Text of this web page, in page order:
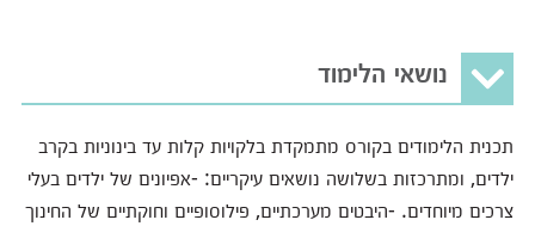
נושאי הלימוד
תכנית הלימודים בקורס מתמקדת בלקויות קלות עד בינוניות בקרב
ילדים, ומתרכזות בשלושה נושאים עיקריים: -אפיונים של ילדים בעלי
צרכים מיוחדים. -היבטים מערכתיים, פילוסופיים וחוקתיים של החינוך